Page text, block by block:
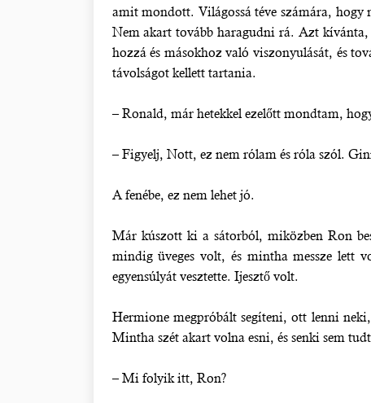
amit mondott. Világossá téve számára,
Nem akart tovább haragudni rá. Azt kívánta,
hozzá és másokhoz való viszonyulását, és
távolságot kellett tartania.
– Ronald, már hetekkel ezelőtt mondtam,
– Figyelj, Nott, ez nem rólam és róla szól.
A fenébe, ez nem lehet jó.
Már kúszott ki a sátorból, miközben Ron
mindig üveges volt, és mintha messze lett
egyensúlyát vesztette. Ijesztő volt.
Hermione megpróbált segíteni, ott lenni
Mintha szét akart volna esni, és senki sem
– Mi folyik itt, Ron?